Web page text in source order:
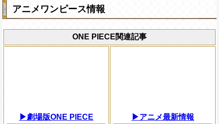
アニメワンピース情報
ONE PIECE関連記事
▶劇場版ONE PIECE
▶アニメ最新情報